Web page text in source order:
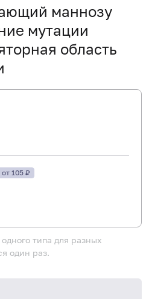
маннозу
мутации
область
от 105 ₽
типа для разных
один раз.